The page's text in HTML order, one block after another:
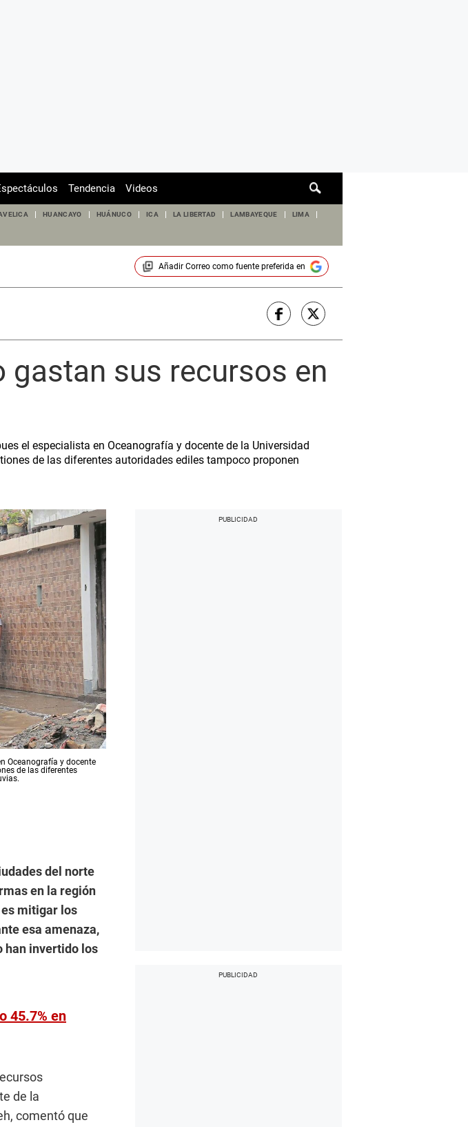
de
Tendencia Videos
HUANCAYO HUÁNUCO ICA LA LIBERTAD LAMBAYEQUE LIMA
Añadir Correocomo fuente preferida en
gastan sus recursos en
el especialista en Oceanografía y docente de la Universidad
de las diferentes autoridades ediles tampoco proponen
Oceanografía y docente
de las diferentes
del norte
en la región
mitigar los
esa amenaza,
han invertido los
45.7% en
de la
comentó que